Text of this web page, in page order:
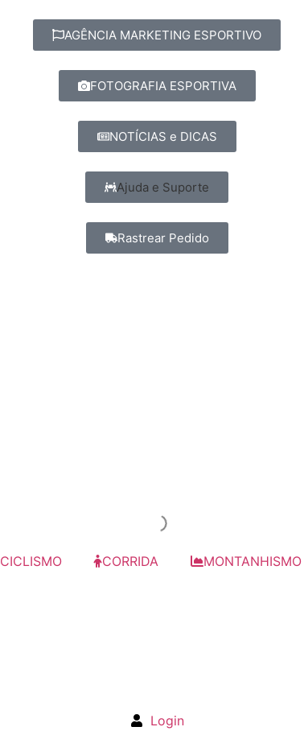
AGÊNCIA MARKETING ESPORTIVO
FOTOGRAFIA ESPORTIVA
NOTÍCIAS e DICAS
Ajuda e Suporte
Rastrear Pedido
CICLISMO CORRIDA MONTANHISMO
Login